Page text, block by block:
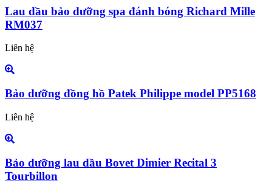
Lau dầu bảo dưỡng spa đánh bóng Richard Mille
RM037
Liên hệ
Bảo dưỡng đồng hồ Patek Philippe model PP5168
Liên hệ
Bảo dưỡng lau dầu Bovet Dimier Recital 3
Tourbillon